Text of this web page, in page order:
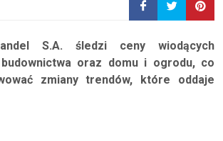
S.A. śledzi ceny wiodących
oraz domu i ogrodu, co
zmiany trendów, które oddaje